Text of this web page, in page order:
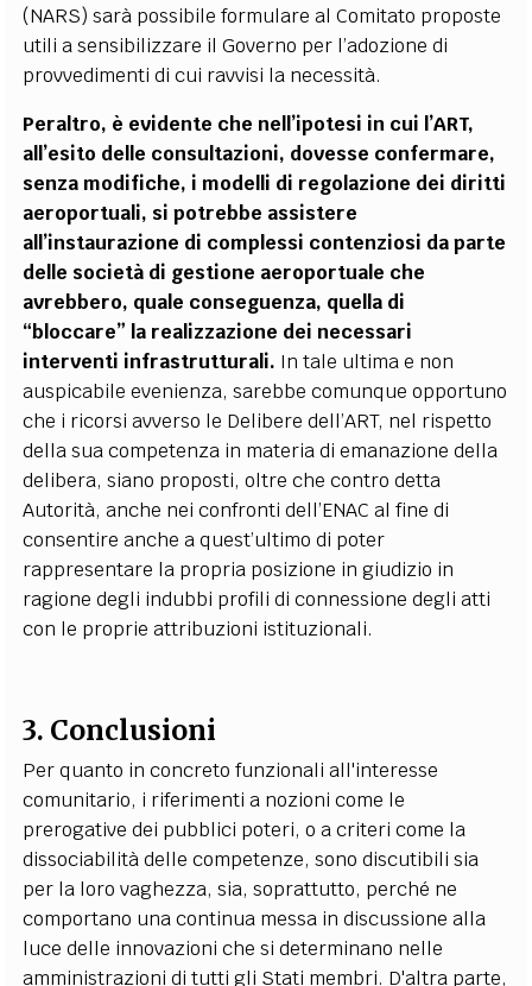
(NARS) sarà possibile formulare al Comitato proposte
utili a sensibilizzare il Governo per l’adozione di
provvedimenti di cui ravvisi la necessità.
Peraltro, è evidente che nell’ipotesi in cui l’ART,
all’esito delle consultazioni, dovesse confermare,
senza modifiche, i modelli di regolazione dei diritti
aeroportuali, si potrebbe assistere
all’instaurazione di complessi contenziosi da parte
delle società di gestione aeroportuale che
avrebbero, quale conseguenza, quella di
“bloccare” la realizzazione dei necessari
interventi infrastrutturali. In tale ultima e non
auspicabile evenienza, sarebbe comunque opportuno
che i ricorsi avverso le Delibere dell’ART, nel rispetto
della sua competenza in materia di emanazione della
delibera, siano proposti, oltre che contro detta
Autorità, anche nei confronti dell’ENAC al fine di
consentire anche a quest’ultimo di poter
rappresentare la propria posizione in giudizio in
ragione degli indubbi profili di connessione degli atti
con le proprie attribuzioni istituzionali.
3. Conclusioni
Per quanto in concreto funzionali all'interesse
comunitario, i riferimenti a nozioni come le
prerogative dei pubblici poteri, o a criteri come la
dissociabilità delle competenze, sono discutibili sia
per la loro vaghezza, sia, soprattutto, perché ne
comportano una continua messa in discussione alla
luce delle innovazioni che si determinano nelle
amministrazioni di tutti gli Stati membri. D'altra parte,